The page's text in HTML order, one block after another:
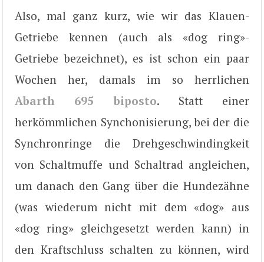
Also, mal ganz kurz, wie wir das Klauen-
Getriebe kennen (auch als «dog ring»-
Getriebe bezeichnet), es ist schon ein paar
Wochen her, damals im so herrlichen
Abarth 695 biposto. Statt einer
herkömmlichen Synchonisierung, bei der die
Synchronringe die Drehgeschwindingkeit
von Schaltmuffe und Schaltrad angleichen,
um danach den Gang über die Hundezähne
(was wiederum nicht mit dem «dog» aus
«dog ring» gleichgesetzt werden kann) in
den Kraftschluss schalten zu können, wird